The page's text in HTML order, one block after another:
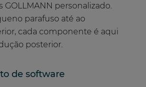
personalizado.
parafuso até ao
cada componente é aqui
posterior.
de software